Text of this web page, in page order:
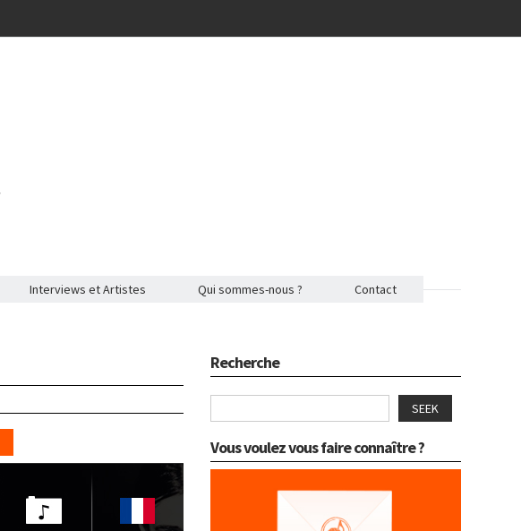
Interviews et Artistes Qui sommes-nous ? Contact
Recherche
SEEK
Vous voulez vous faire connaître ?